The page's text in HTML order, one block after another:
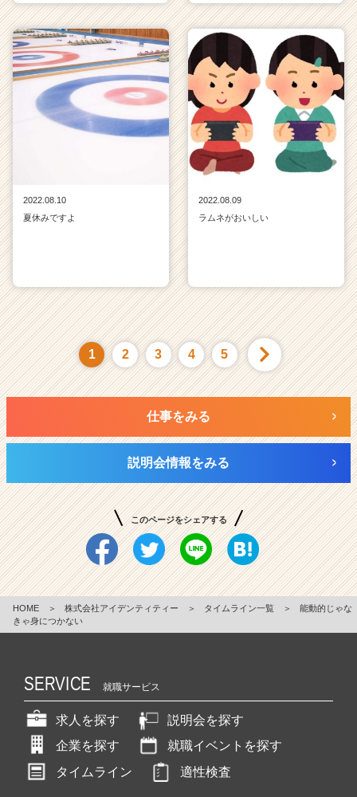
2022.08.10
夏休みですよ
2022.08.09
ラムネがおいしい
1 2 3 4 5
仕事をみる
説明会情報をみる
このページをシェアする
HOME ＞ 株式会社アイデンティティー ＞ タイムライン一覧 ＞
能動的じゃな
きゃ身につかない
SERVICE 就職サービス
求人を探す
説明会を探す
企業を探す
就職イベントを探す
タイムライン
適性検査